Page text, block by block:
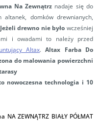
Na Zewnątrz nadaje się do
domków drewnianych,
Jeżeli drewno nie było wcześniej
i owadami to należy przed
Altax.Altax Farba Do
do malowania powierzchni
nowoczesnatechnologia i 10
NA ZEWNĄTRZ BIAŁY PÓŁMAT